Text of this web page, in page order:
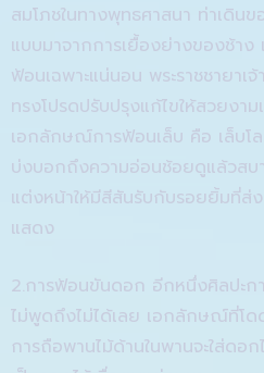
สมโภชในทางพุทธศาสนา ท่าเดิน
แบบมาจากการเยื้องย่างของช้าง
ฟ้อนเฉพาะแน่นอน พระราชชายาเ
ทรงโปรดปรับปรุงแก้ไขให้สวยงาม
เอกลักษณ์การฟ้อนเล็บ คือ เล็บโ
บ่งบอกถึงความอ่อนช้อยดูแล้วส
แต่งหน้าให้มีสีสันรับกับรอยยิ้มที่ส่ง
แสดง
2.การฟ้อนขันดอก อีกหนึ่งศิลปะก
ไม่พูดถึงไม่ได้เลย เอกลักษณ์ที่โ
การถือพานไม้ด้านในพานจะใส่ดอก